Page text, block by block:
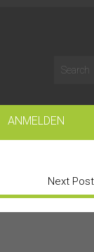
ANMELDEN
Next Post